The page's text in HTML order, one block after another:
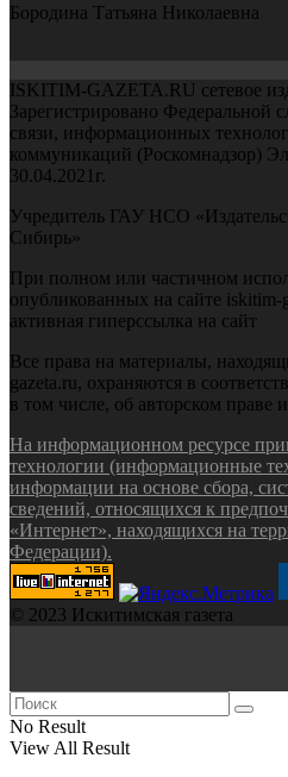
Бородина Татьяна Николаевна
ISKITIM-GAZETA.RU сетевое
Зарегистрировано Федеральной
связи, информационных
коммуникаций (Роскомнадзор)
30.04.2021г.
Учредитель ГАУ НСО
Сибирь»
При полном или частичном
опубликованных на сайте iskitim-
активная гиперссылка на сайт
Все права на материалы,
gazeta.ru, охраняются в
в том числе, об авторском праве
На информационном ресурсе
технологии (информационные
информации на основе сбора,
сведений, относящихся к
«Интернет», находящихся на
Федерации).
© 2023 Искитимская газета
No Result
View All Result